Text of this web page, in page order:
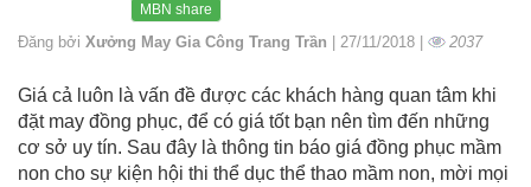
MBN share
Đăng bởi Xưởng May Gia Công Trang Trần | 27/11/2018 | 2037
Giá cả luôn là vấn đề được các khách hàng quan tâm khi
đặt may đồng phục, để có giá tốt bạn nên tìm đến những
cơ sở uy tín. Sau đây là thông tin báo giá đồng phục mầm
non cho sự kiện hội thi thể dục thể thao mầm non, mời mọi